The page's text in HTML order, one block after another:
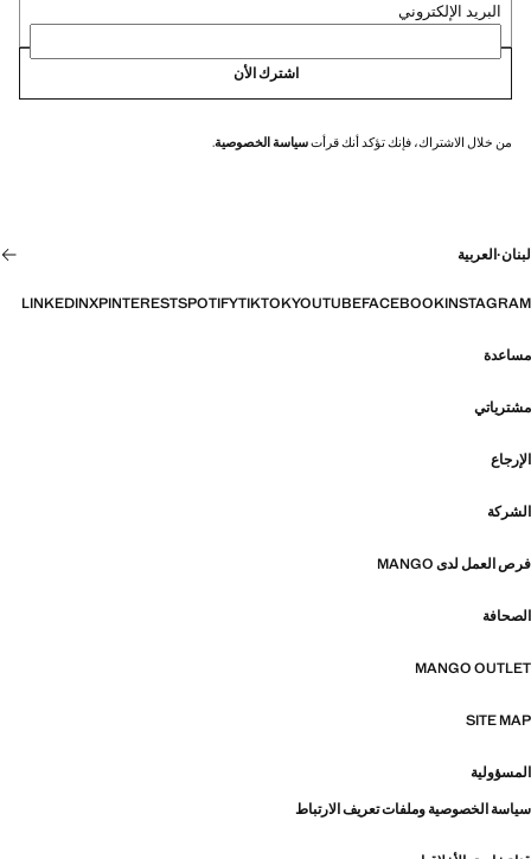
البريد الإلكتروني
اشترك الأن
من خلال الاشتراك، فإنك تؤكد أنك قرأتسياسة الخصوصية.
لبنان·العربية
INSTAGRAM
FACEBOOK
YOUTUBE
TIKTOK
SPOTIFY
PINTEREST
X
LINKEDIN
مساعدة
مشترياتي
الإرجاع
الشركة
فرص العمل لدى MANGO
الصحافة
MANGO OUTLET
SITE MAP
المسؤولية
سياسة الخصوصية وملفات تعريف الارتباط